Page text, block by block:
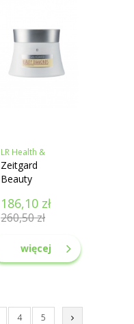
LR Health &
Beauty
Zeitgard
Beauty
Przeciwstarzeniowy
krem na noc z
186,10 zł
260,50zł
więcej
4 5